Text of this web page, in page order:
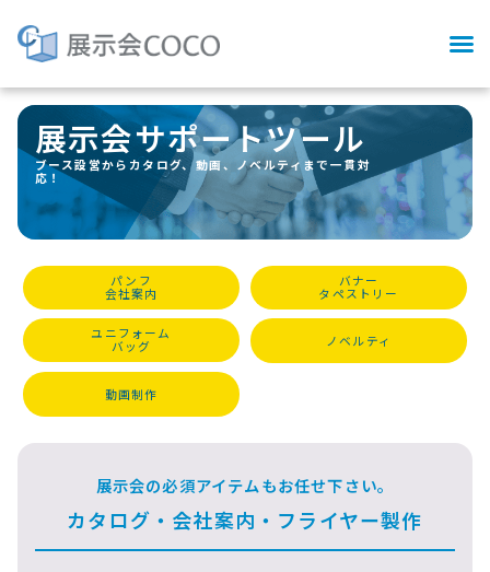
展示会サポートツール
ブース設営からカタログ、動画、ノベルティまで一貫対
応！
パンフ
会社案内
バナー
タペストリー
ユニフォーム
バッグ
ノベルティ
動画制作
展示会の必須アイテムもお任せ下さい。
カタログ・会社案内・フライヤー製作